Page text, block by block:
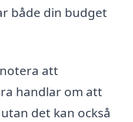
både din budget
att
handlar om att
det kan också